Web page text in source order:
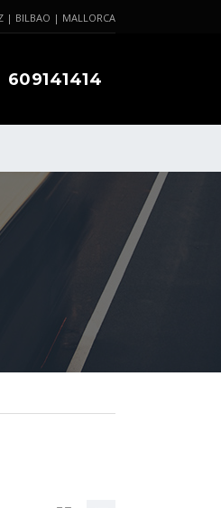
| BILBAO | MALLORCA
609141414